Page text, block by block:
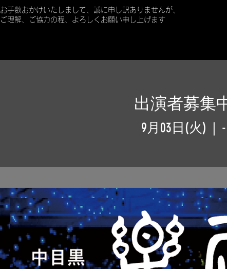
お手数おかけいたしまして、誠に申し訳ありませんが、
ご理解、ご協力の程、よろしくお願い申し上げます
出演者募集
9月03日(火)
  |
-